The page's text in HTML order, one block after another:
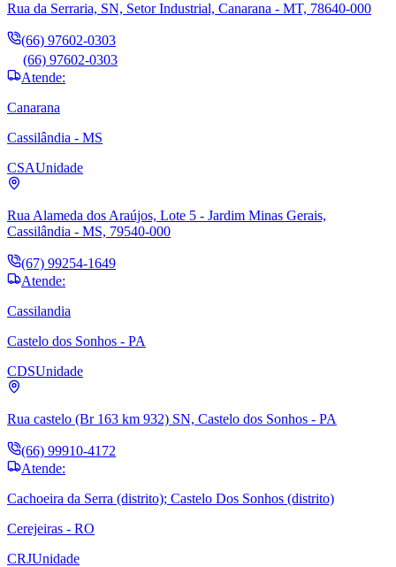
Rua da Serraria, SN, Setor Industrial, Canarana - MT, 78640-000
(66) 97602-0303
(66) 97602-0303
Atende:
Canarana
Cassilândia - MS
CSAUnidade
Rua Alameda dos Araújos, Lote 5 - Jardim Minas Gerais,
Cassilândia - MS, 79540-000
(67) 99254-1649
Atende:
Cassilandia
Castelo dos Sonhos - PA
CDSUnidade
Rua castelo (Br 163 km 932) SN, Castelo dos Sonhos - PA
(66) 99910-4172
Atende:
Cachoeira da Serra (distrito); Castelo Dos Sonhos (distrito)
Cerejeiras - RO
CRJUnidade